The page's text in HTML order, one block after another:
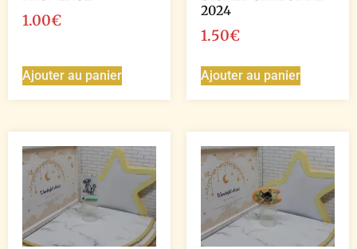
1.00€
Ajouter au panier
2024
1.50€
Ajouter au panier